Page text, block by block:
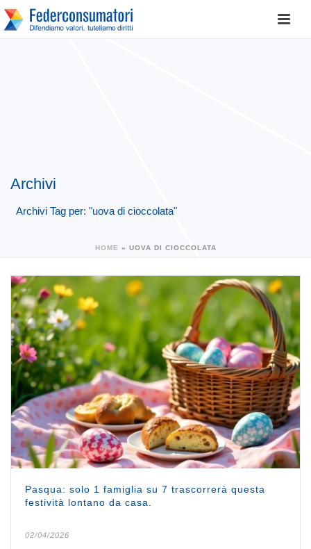
Archivi
Archivi Tag per: "uova di cioccolata"
HOME » UOVA DI CIOCCOLATA
Pasqua: solo 1 famiglia su 7 trascorrerà questa
festività lontano da casa.
02/04/2026